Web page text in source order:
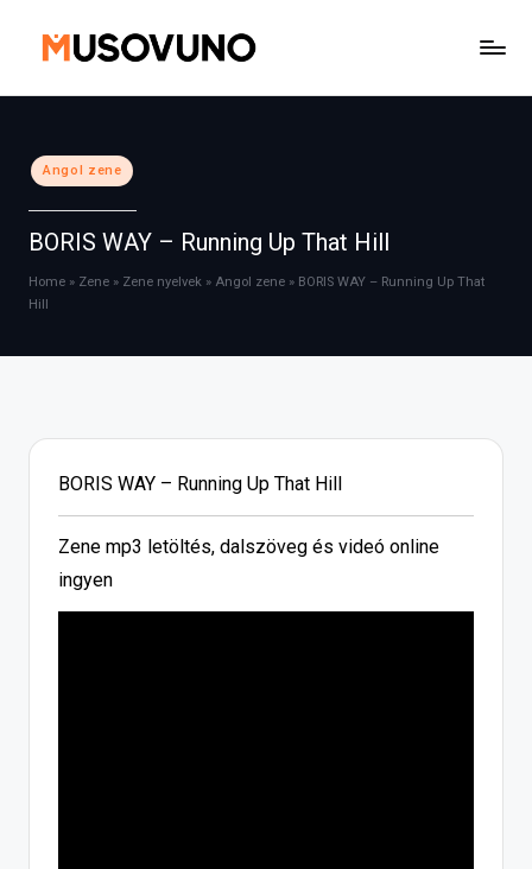
Posted
in
Angol zene
BORIS WAY – Running Up That Hill
Home » Zene » Zene nyelvek » Angol zene » BORIS WAY – Running Up That
Hill
BORIS WAY – Running Up That Hill
Zene mp3 letöltés, dalszöveg és videó online
ingyen